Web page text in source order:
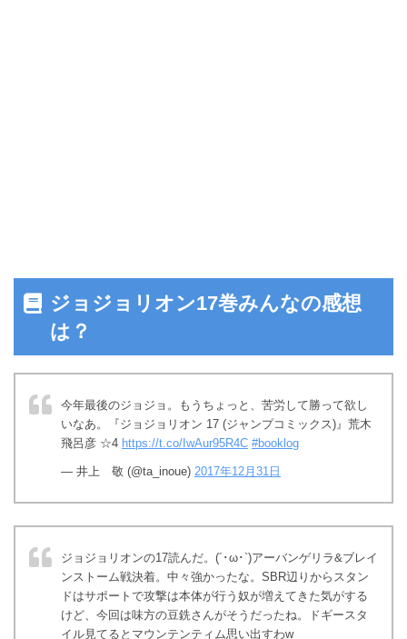
ジョジョリオン17巻みんなの感想
は？
今年最後のジョジョ。もうちょっと、苦労して勝って欲し
いなあ。『ジョジョリオン 17 (ジャンプコミックス)』荒木
飛呂彦 ☆4 https://t.co/IwAur95R4C #booklog
— 井上 敬 (@ta_inoue) 2017年12月31日
ジョジョリオンの17読んだ。(´･ω･`)アーバンゲリラ&ブレイ
ンストーム戦決着。中々強かったな。SBR辺りからスタン
ドはサポートで攻撃は本体が行う奴が増えてきた気がする
けど、今回は味方の豆銑さんがそうだったね。ドギースタ
イル見てるとマウンテンティム思い出すわw